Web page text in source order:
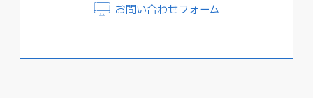
お問い合わせフォーム